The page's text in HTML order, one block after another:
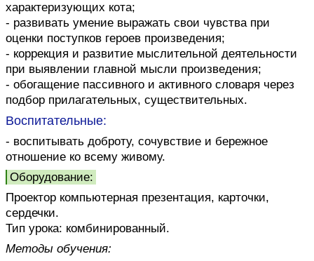
характеризующих кота;
- развивать умение выражать свои чувства при
оценки поступков героев произведения;
- коррекция и развитие мыслительной деятельности
при выявлении главной мысли произведения;
- обогащение пассивного и активного словаря через
подбор прилагательных, существительных.
Воспитательные:
- воспитывать доброту, сочувствие и бережное
отношение ко всему живому.
Оборудование:
Проектор компьютерная презентация, карточки,
сердечки.
Тип урока: комбинированный.
Методы обучения: